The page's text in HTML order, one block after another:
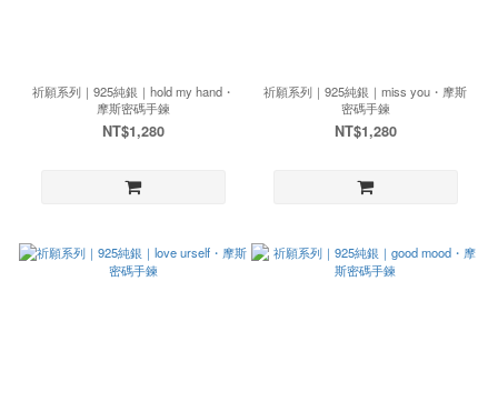
祈願系列｜925純銀｜hold my hand・
摩斯密碼手鍊
NT$1,280
祈願系列｜925純銀｜miss you・摩斯
密碼手鍊
NT$1,280